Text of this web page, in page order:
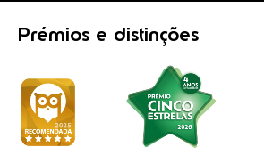
Prémios e distinções